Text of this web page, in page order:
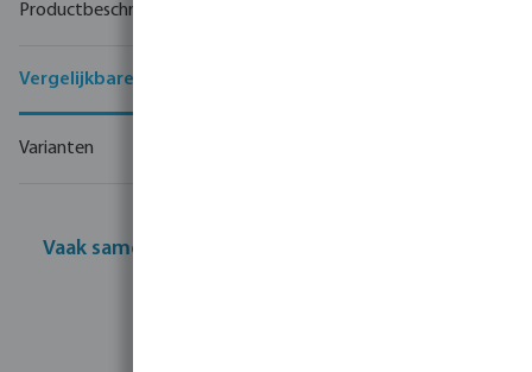
Productbeschrijving
Vergelijkbare producten
Varianten
Vaak samen gekocht